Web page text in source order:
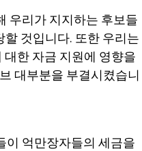
우리가 지지하는 후보들
것입니다. 또한 우리는
대한 자금 지원에 영향을
대부분을 부결시켰습니
이 억만장자들의 세금을